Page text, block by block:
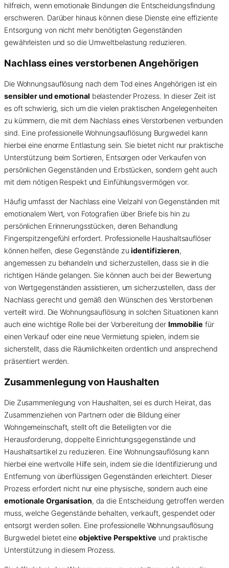
hilfreich, wenn emotionale Bindungen die Entscheidungsfindung
erschweren. Darüber hinaus können diese Dienste eine effiziente
Entsorgung von nicht mehr benötigten Gegenständen
gewährleisten und so die Umweltbelastung reduzieren.
Nachlass eines verstorbenen Angehörigen
Die Wohnungsauflösung nach dem Tod eines Angehörigen ist ein
sensibler und emotional belastender Prozess. In dieser Zeit ist
es oft schwierig, sich um die vielen praktischen Angelegenheiten
zu kümmern, die mit dem Nachlass eines Verstorbenen verbunden
sind. Eine professionelle Wohnungsauflösung Burgwedel kann
hierbei eine enorme Entlastung sein. Sie bietet nicht nur praktische
Unterstützung beim Sortieren, Entsorgen oder Verkaufen von
persönlichen Gegenständen und Erbstücken, sondern geht auch
mit dem nötigen Respekt und Einfühlungsvermögen vor.
Häufig umfasst der Nachlass eine Vielzahl von Gegenständen mit
emotionalem Wert, von Fotografien über Briefe bis hin zu
persönlichen Erinnerungsstücken, deren Behandlung
Fingerspitzengefühl erfordert. Professionelle Haushaltsauflöser
können helfen, diese Gegenstände zuidentifizieren,
angemessen zu behandeln und sicherzustellen, dass sie in die
richtigen Hände gelangen. Sie können auch bei der Bewertung
von Wertgegenständen assistieren, um sicherzustellen, dass der
Nachlass gerecht und gemäß den Wünschen des Verstorbenen
verteilt wird. Die Wohnungsauflösung in solchen Situationen kann
auch eine wichtige Rolle bei der Vorbereitung der Immobilie für
einen Verkauf oder eine neue Vermietung spielen, indem sie
sicherstellt, dass die Räumlichkeiten ordentlich und ansprechend
präsentiert werden.
Zusammenlegung von Haushalten
Die Zusammenlegung von Haushalten, sei es durch Heirat, das
Zusammenziehen von Partnern oder die Bildung einer
Wohngemeinschaft, stellt oft die Beteiligten vor die
Herausforderung, doppelte Einrichtungsgegenstände und
Haushaltsartikel zu reduzieren. Eine Wohnungsauflösung kann
hierbei eine wertvolle Hilfe sein, indem sie die Identifizierung und
Entfernung von überflüssigen Gegenständen erleichtert. Dieser
Prozess erfordert nicht nur eine physische, sondern auch eine
emotionale Organisation, da die Entscheidung getroffen werden
muss, welche Gegenstände behalten, verkauft, gespendet oder
entsorgt werden sollen. Eine professionelle Wohnungsauflösung
Burgwedel bietet eine objektive Perspektive und praktische
Unterstützung in diesem Prozess.